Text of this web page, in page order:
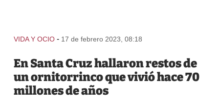
VIDA Y OCIO - 17 de febrero 2023, 08:18
En Santa Cruz hallaron restos de
un ornitorrinco que vivió hace 70
millones de años